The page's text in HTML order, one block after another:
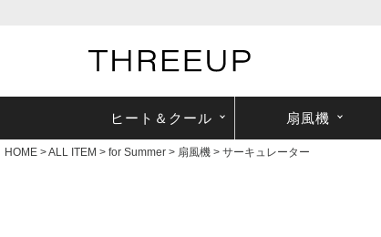
ヒート＆クール 扇風機
HOME ALL ITEM for Summer 扇風機 サーキュレーター